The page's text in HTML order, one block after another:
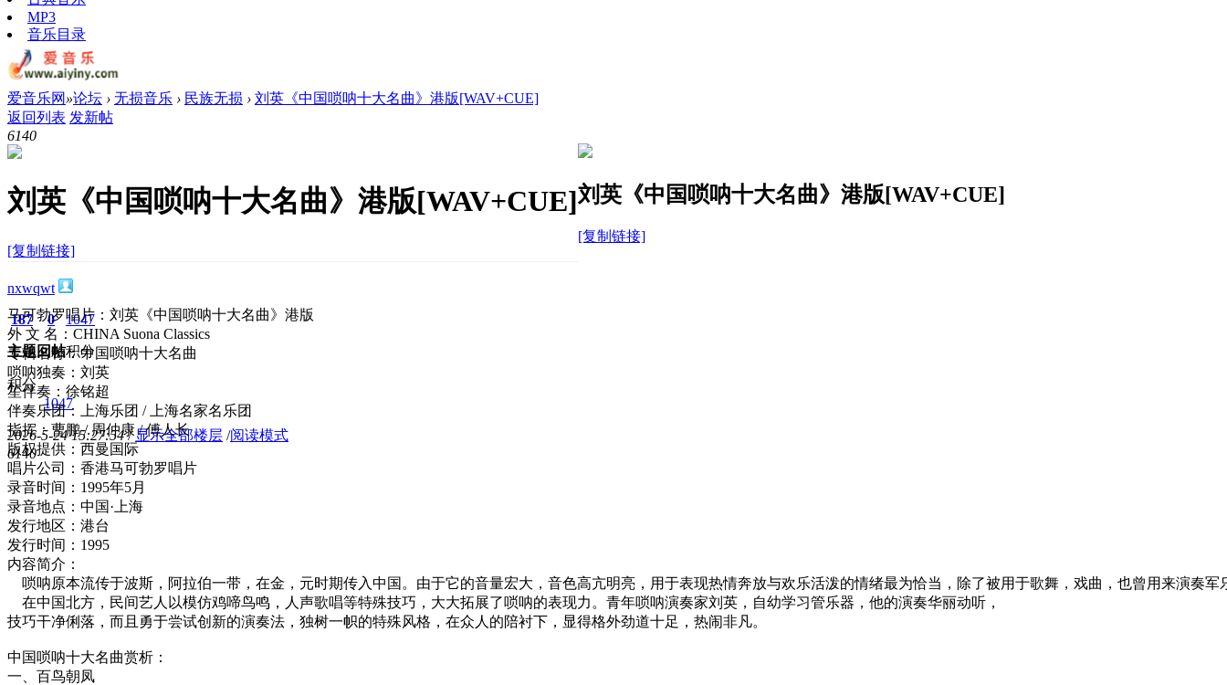
MP3
音乐目录
爱音乐网 »论坛 › 无损音乐 › 民族无损 › 刘英《中国唢呐十大名曲》港版[WAV+CUE]
返回列表 发新帖
6140
刘英《中国唢呐十大名曲》港版[WAV+CUE]
[复制链接]
刘英《中国唢呐十大名曲》港版[WAV+CUE]
[复制链接]
nxwqwt
187
主题
0
回帖
1047
积分
积分
1047
2026-5-24 15:27:54 / 显示全部楼层 /阅读模式
6140
马可勃罗唱片：刘英《中国唢呐十大名曲》港版
外 文 名：CHINA Suona Classics
专辑名称：中国唢呐十大名曲
唢呐独奏：刘英
笙伴奏：徐铭超
伴奏乐团：上海乐团 / 上海名家名乐团
指挥：曹鹏 / 周仲康 / 傅人长
版权提供：西曼国际
唱片公司：香港马可勃罗唱片
录音时间：1995年5月
录音地点：中国·上海
发行地区：港台
发行时间：1995
内容简介：
唢呐原本流传于波斯，阿拉伯一带，在金，元时期传入中国。由于它的音量宏大，音色高亢明亮，用于表现热情奔放与欢乐活泼的情绪最为恰当，除了被用于歌舞，戏曲，也曾用来演奏军
在中国北方，民间艺人以模仿鸡啼鸟鸣，人声歌唱等特殊技巧，大大拓展了唢呐的表现力。青年唢呐演奏家刘英，自幼学习管乐器，他的演奏华丽动听，
技巧干净俐落，而且勇于尝试创新的演奏法，独树一帜的特殊风格，在众人的陪衬下，显得格外劲道十足，热闹非凡。
中国唢呐十大名曲赏析：
一、百鸟朝凤